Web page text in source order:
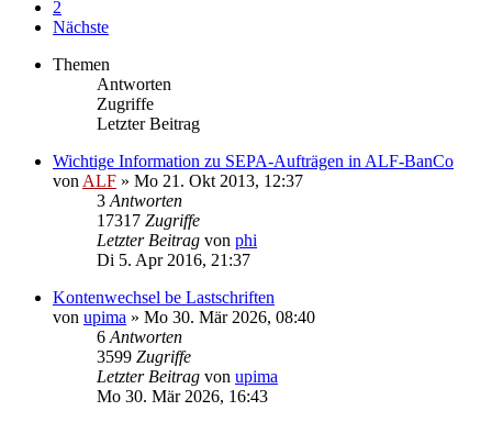
2
Nächste
Themen
Antworten
Zugriffe
Letzter Beitrag
Wichtige Information zu SEPA-Aufträgen in ALF-BanCo
von ALF » Mo 21. Okt 2013, 12:37
3 Antworten
17317 Zugriffe
Letzter Beitrag von phi
Di 5. Apr 2016, 21:37
Kontenwechsel be Lastschriften
von upima » Mo 30. Mär 2026, 08:40
6 Antworten
3599 Zugriffe
Letzter Beitrag von upima
Mo 30. Mär 2026, 16:43